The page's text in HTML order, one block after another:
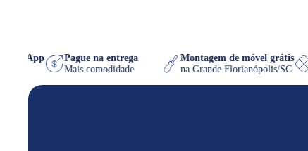
WhatsApp
Pague na entrega
Mais comodidade
Montagem de móvel
na Grande Florianópolis/SC